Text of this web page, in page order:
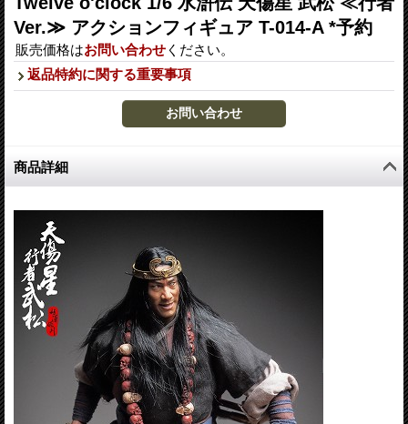
Ver.≫ アクションフィギュア T-014-A *予約
販売価格はお問い合わせ ください。
返品特約に関する重要事項
商品詳細